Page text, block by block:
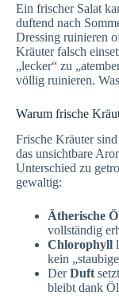
Ein frischer Salat
duftend nach
Dressing ruinieren
Kräuter falsch
„lecker“ zu
völlig ruinieren.
Warum frische
Frische Kräuter
das unsichtbare
Unterschied zu
gewaltig:
Ätherische
vollständig
Chlorophyll
kein
DerDuft
bleibt dank